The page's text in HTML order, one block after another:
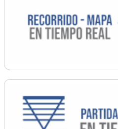
Ordenamiento
Promoción Social
Salud
Secretaría General